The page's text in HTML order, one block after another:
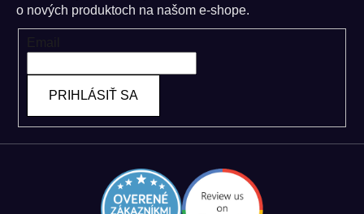
o nových produktoch na našom e-shope.
PRIHLÁSIŤ SA